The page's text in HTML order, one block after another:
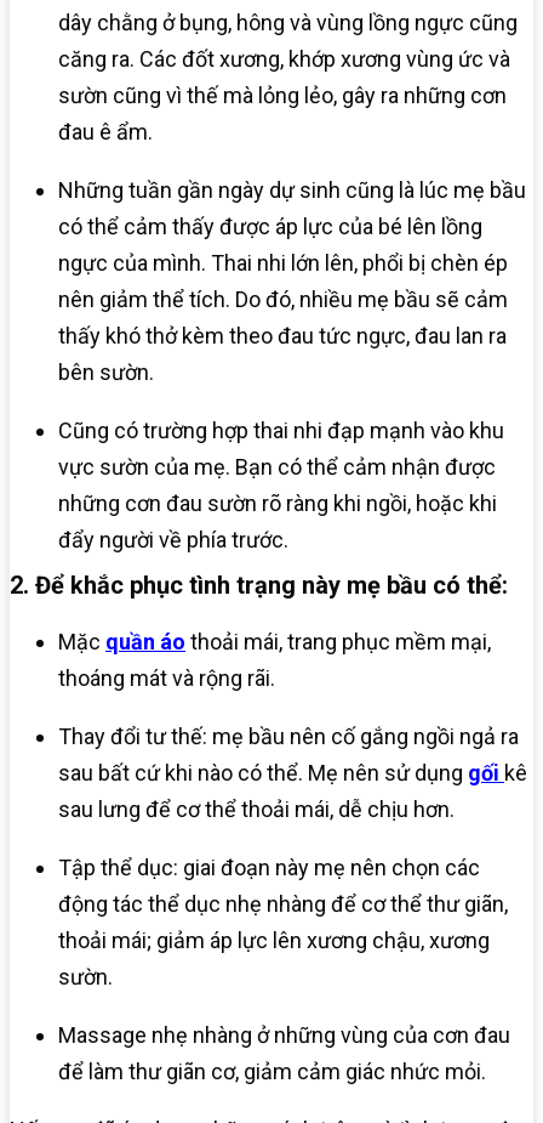
dây chằng ở bụng, hông và vùng lồng ngực cũng
căng ra. Các đốt xương, khớp xương vùng ức và
sườn cũng vì thế mà lỏng lẻo, gây ra những cơn
đau ê ẩm.
Những tuần gần ngày dự sinh cũng là lúc mẹ bầu
có thể cảm thấy được áp lực của bé lên lồng
ngực của mình. Thai nhi lớn lên, phổi bị chèn ép
nên giảm thể tích. Do đó, nhiều mẹ bầu sẽ cảm
thấy khó thở kèm theo đau tức ngực, đau lan ra
bên sườn.
Cũng có trường hợp thai nhi đạp mạnh vào khu
vực sườn của mẹ. Bạn có thể cảm nhận được
những cơn đau sườn rõ ràng khi ngồi, hoặc khi
đẩy người về phía trước.
2. Để khắc phục tình trạng này mẹ bầu có thể:
Mặc quần áo thoải mái, trang phục mềm mại,
thoáng mát và rộng rãi.
Thay đổi tư thế: mẹ bầu nên cố gắng ngồi ngả ra
sau bất cứ khi nào có thể. Mẹ nên sử dụng gối kê
sau lưng để cơ thể thoải mái, dễ chịu hơn.
Tập thể dục: giai đoạn này mẹ nên chọn các
động tác thể dục nhẹ nhàng để cơ thể thư giãn,
thoải mái; giảm áp lực lên xương chậu, xương
sườn.
Massage nhẹ nhàng ở những vùng của cơn đau
để làm thư giãn cơ, giảm cảm giác nhức mỏi.